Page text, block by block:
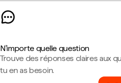
N'importe quelle question
Trouve des réponses claires aux
tu en as besoin.